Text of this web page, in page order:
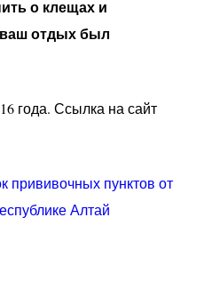
о клещах и
отдых был
года. Ссылка на сайт
прививочных пунктов от
Алтай